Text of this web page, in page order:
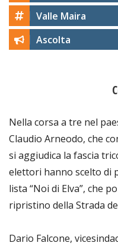
Valle Maira
Ascolta
Nella corsa a tre nel
Claudio Arneodo, che
si aggiudica la fascia
elettori hanno scelto di
lista “Noi di Elva”, che
ripristino della Strada
Dario Falcone,